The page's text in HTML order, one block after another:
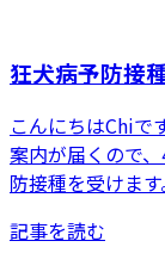
狂犬病予防接
こんにちはChiで
案内が届くので
防接種を受けま
記事を読む